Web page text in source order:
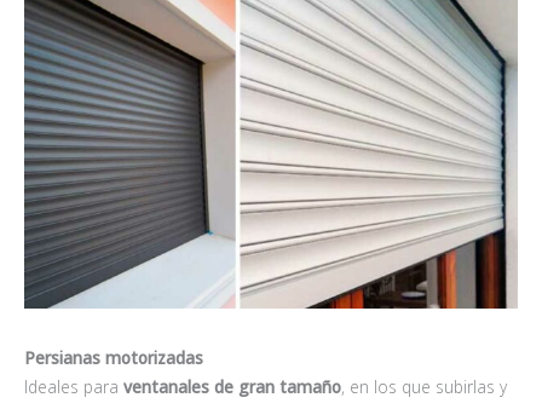
Persianas motorizadas
Ideales para ventanales de gran tamaño, en los que subirlas y